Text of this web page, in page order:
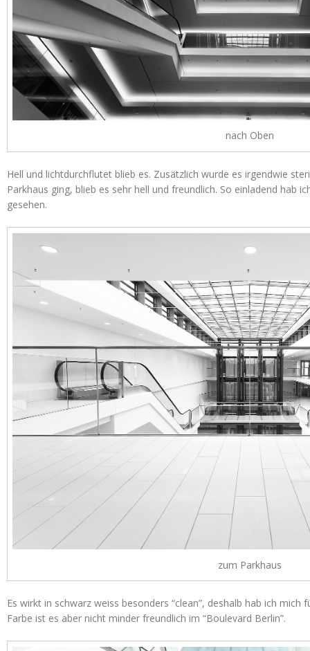
nach Oben
Hell und lichtdurchflutet blieb es. Zusätzlich wurde es irgendwie
Parkhaus ging, blieb es sehr hell und freundlich. So einladend hab
gesehen.
zum Parkhaus
Es wirkt in schwarz weiss besonders “clean”, deshalb hab ich mich
Farbe ist es aber nicht minder freundlich im “Boulevard Berlin”.